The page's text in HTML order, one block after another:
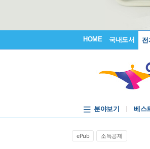
HOME 국내도서 전
분야보기 베스
ePub 소득공제